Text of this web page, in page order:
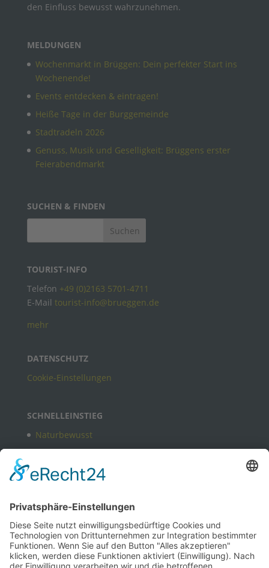
den Einfluss bewusst wahrzunehmen.
MELDUNGEN
Wochenmarkt in Brüggen: Dein perfekter Start ins
Wochenende!
Events entdecken & eintragen!
Heiße Tage in der Burggemeinde
Stadtradeln 2026
Genuss, Musik und Geselligkeit: Brüggens erster
Feierabendmarkt
SUCHEN & FINDEN
TOURIST-INFO
Telefon +49 (0)2163 5701-4711
E-Mail tourist-info@brueggen.de
mehr
DATENSCHUTZ
Cookie-Einstellungen
SCHNELLEINSTIEG
Naturbewusst
Kulturbewusst
Termine
B2B